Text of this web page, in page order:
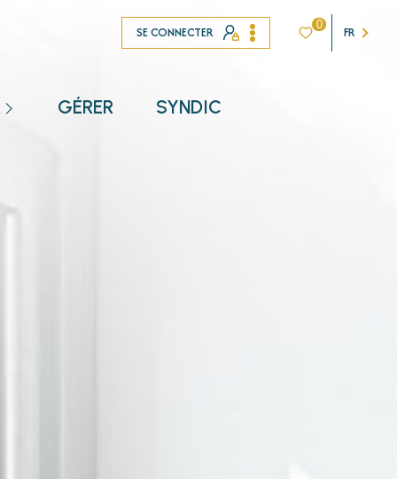
SE CONNECTER 0 FR
GÉRER SYNDIC